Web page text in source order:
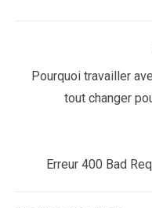
de
l’article
Previous
Pourquoi travailler
tout changer
Next
Erreur 400 Bad